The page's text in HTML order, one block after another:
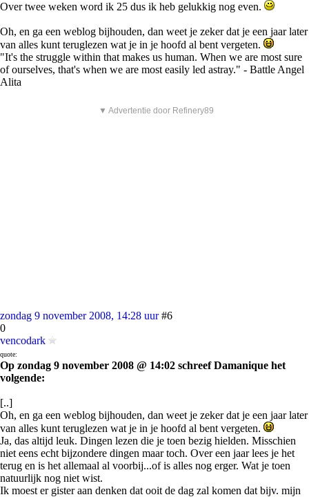
Over twee weken word ik 25 dus ik heb gelukkig nog even.
Oh, en ga een weblog bijhouden, dan weet je zeker dat je een jaar later
van alles kunt teruglezen wat je in je hoofd al bent vergeten.
"It's the struggle within that makes us human. When we are most sure
of ourselves, that's when we are most easily led astray." - Battle Angel
Alita
▼ Advertentie door Refinery89
zondag 9 november 2008, 14:28 uur #6
0
vencodark
quote:
Op zondag 9 november 2008 @ 14:02 schreef Damanique het
volgende:
[..]
Oh, en ga een weblog bijhouden, dan weet je zeker dat je een jaar later
van alles kunt teruglezen wat je in je hoofd al bent vergeten.
Ja, das altijd leuk. Dingen lezen die je toen bezig hielden. Misschien
niet eens echt bijzondere dingen maar toch. Over een jaar lees je het
terug en is het allemaal al voorbij...of is alles nog erger. Wat je toen
natuurlijk nog niet wist.
Ik moest er gister aan denken dat ooit de dag zal komen dat bijv. mijn